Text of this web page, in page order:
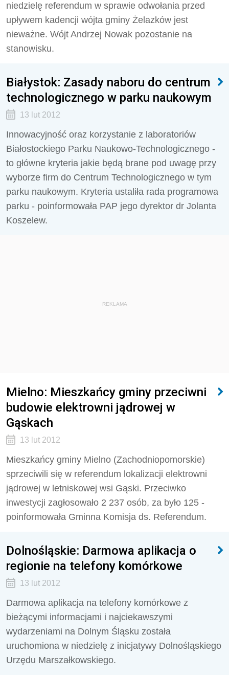
niedzielę referendum w sprawie odwołania przed
upływem kadencji wójta gminy Żelazków jest
nieważne. Wójt Andrzej Nowak pozostanie na
stanowisku.
Białystok: Zasady naboru do centrum
technologicznego w parku naukowym
13 lut 2012
Innowacyjność oraz korzystanie z laboratoriów
Białostockiego Parku Naukowo-Technologicznego -
to główne kryteria jakie będą brane pod uwagę przy
wyborze firm do Centrum Technologicznego w tym
parku naukowym. Kryteria ustaliła rada programowa
parku - poinformowała PAP jego dyrektor dr Jolanta
Koszelew.
REKLAMA
Mielno: Mieszkańcy gminy przeciwni
budowie elektrowni jądrowej w
Gąskach
13 lut 2012
Mieszkańcy gminy Mielno (Zachodniopomorskie)
sprzeciwili się w referendum lokalizacji elektrowni
jądrowej w letniskowej wsi Gąski. Przeciwko
inwestycji zagłosowało 2 237 osób, za było 125 -
poinformowała Gminna Komisja ds. Referendum.
Dolnośląskie: Darmowa aplikacja o
regionie na telefony komórkowe
13 lut 2012
Darmowa aplikacja na telefony komórkowe z
bieżącymi informacjami i najciekawszymi
wydarzeniami na Dolnym Śląsku została
uruchomiona w niedzielę z inicjatywy Dolnośląskiego
Urzędu Marszałkowskiego.